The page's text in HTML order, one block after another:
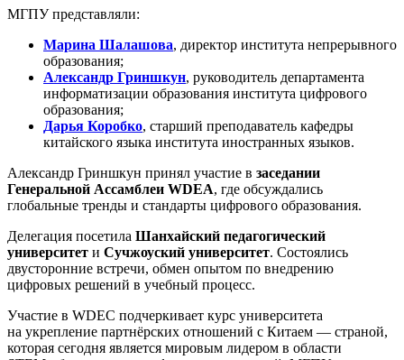
МГПУ представляли:
Марина Шалашова, директор института непрерывного
образования;
Александр Гриншкун, руководитель департамента
информатизации образования института цифрового
образования;
Дарья Коробко, старший преподаватель кафедры
китайского языка института иностранных языков.
Александр Гриншкун принял участие в заседании
Генеральной Ассамблеи WDEA, где обсуждались
глобальные тренды и стандарты цифрового образования.
Делегация посетила Шанхайский педагогический
университет и Сучжоуский университет. Состоялись
двусторонние встречи, обмен опытом по внедрению
цифровых решений в учебный процесс.
Участие в WDEC подчеркивает курс университета
на укрепление партнёрских отношений с Китаем — страной,
которая сегодня является мировым лидером в области